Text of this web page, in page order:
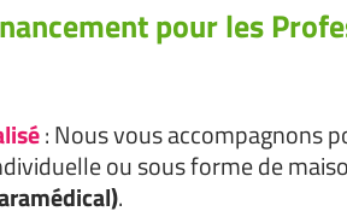
pour les
: Nous vous accompagnons
ou sous forme de
.